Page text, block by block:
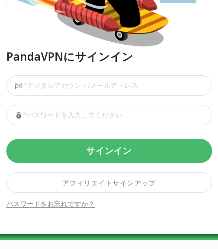
PandaVPNにサインイン
サインイン
パスワードをお忘れですか？
アフィリエイトサインアップ